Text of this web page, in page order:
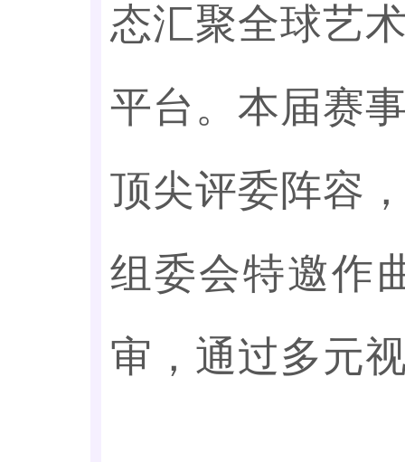
态汇聚全球艺
平台。本届赛
顶尖评委阵容
组委会特邀作
审，通过多元